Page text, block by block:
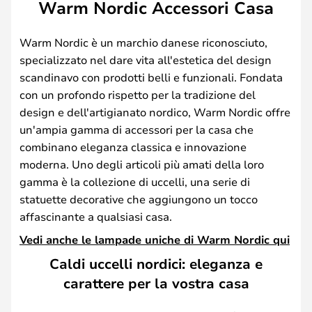
Warm Nordic Accessori Casa
Warm Nordic è un marchio danese riconosciuto,
specializzato nel dare vita all'estetica del design
scandinavo con prodotti belli e funzionali. Fondata
con un profondo rispetto per la tradizione del
design e dell'artigianato nordico, Warm Nordic offre
un'ampia gamma di accessori per la casa che
combinano eleganza classica e innovazione
moderna. Uno degli articoli più amati della loro
gamma è la collezione di uccelli, una serie di
statuette decorative che aggiungono un tocco
affascinante a qualsiasi casa.
Vedi anche le lampade uniche di Warm Nordic qui
Caldi uccelli nordici: eleganza e
carattere per la vostra casa